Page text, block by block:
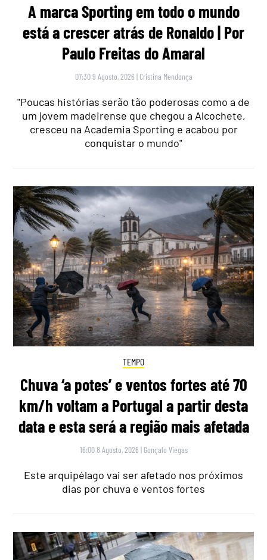
A marca Sporting em todo o mundo
está a crescer atrás de Ronaldo | Por
Paulo Freitas do Amaral
07:30 9 Agosto, 2026 | Cristina Mendonça
"Poucas histórias serão tão poderosas como a de
um jovem madeirense que chegou a Alcochete,
cresceu na Academia Sporting e acabou por
conquistar o mundo"
TEMPO
Chuva ‘a potes’ e ventos fortes até 70
km/h voltam a Portugal a partir desta
data e esta será a região mais afetada
16:00 8 Agosto, 2026 | Gonçalo Viegas
Este arquipélago vai ser afetado nos próximos
dias por chuva e ventos fortes